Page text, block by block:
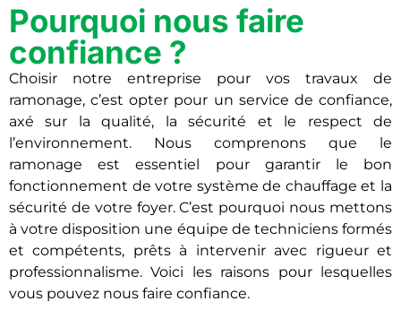
Pourquoi nous faire
confiance ?
Choisir notre entreprise pour vos travaux de
ramonage, c’est opter pour un service de confiance,
axé sur la qualité, la sécurité et le respect de
l’environnement. Nous comprenons que le
ramonage est essentiel pour garantir le bon
fonctionnement de votre système de chauffage et la
sécurité de votre foyer. C’est pourquoi nous mettons
à votre disposition une équipe de techniciens formés
et compétents, prêts à intervenir avec rigueur et
professionnalisme. Voici les raisons pour lesquelles
vous pouvez nous faire confiance.